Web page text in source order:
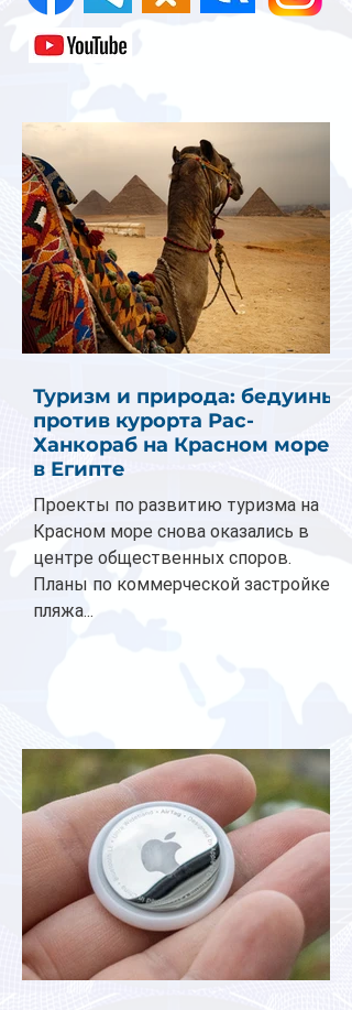
Туризм и природа: бедуины
против курорта Рас-
Ханкораб на Красном море
в Египте
Проекты по развитию туризма на
Красном море снова оказались в
центре общественных споров.
Планы по коммерческой застройке
пляжа...